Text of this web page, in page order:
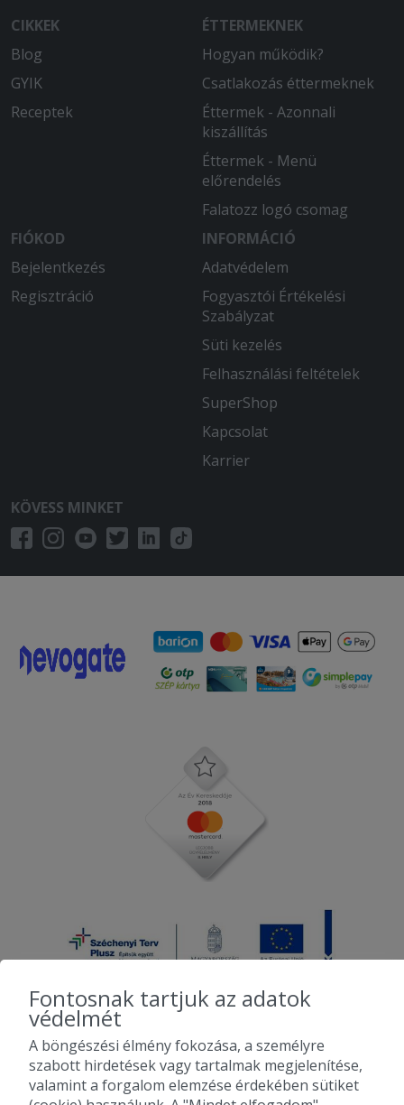
CIKKEK
Blog
GYIK
Receptek
ÉTTERMEKNEK
Hogyan működik?
Csatlakozás éttermeknek
Éttermek - Azonnali
kiszállítás
Éttermek - Menü
előrendelés
Falatozz logó csomag
FIÓKOD
Bejelentkezés
Regisztráció
INFORMÁCIÓ
Adatvédelem
Fogyasztói Értékelési
Szabályzat
Süti kezelés
Felhasználási feltételek
SuperShop
Kapcsolat
Karrier
KÖVESS MINKET
2010-2026 Copyright - Falatozz.hu - Diston-line Kft.
Pizza, gyros, hamburger, menük kedvező áron, egy helyen az összes
Fontosnak tartjuk az adatok
védelmét
A böngészési élmény fokozása, a személyre
szabott hirdetések vagy tartalmak megjelenítése,
valamint a forgalom elemzése érdekében sütiket